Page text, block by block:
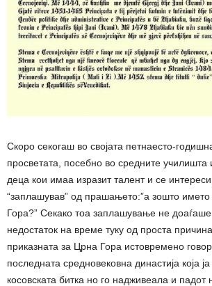
Скоро секогаш во својата петнаесто-
просветата, посебно во средните училишта
деца кои имаа изразит талент и се
“заплашував” од прашањето:”а зошто
Гора?” Секако тоа заплашување не
недостаток на време туку од проста
приказната за Црна Гора истовремено
последната средновековна династија која
косовската битка но го надживеала и падот